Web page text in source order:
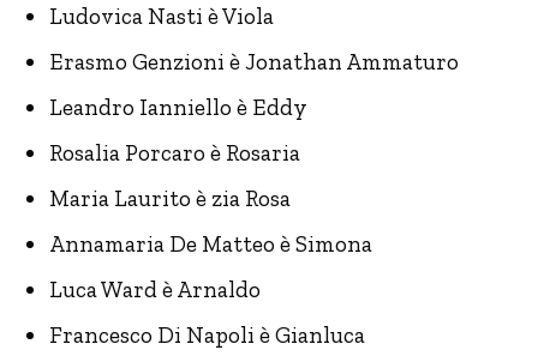
Ludovica Nasti è Viola
Erasmo Genzioni è Jonathan Ammaturo
Leandro Ianniello è Eddy
Rosalia Porcaro è Rosaria
Maria Laurito è zia Rosa
Annamaria De Matteo è Simona
Luca Ward è Arnaldo
Francesco Di Napoli è Gianluca